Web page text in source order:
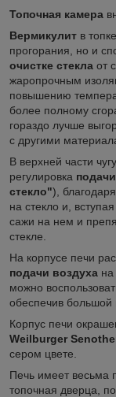
Топочная камера
Вермикулит в
прогорания, но и
очистке стекла от
жаропрочным
повышению
более полному
гораздо лучше
с другими
В верхней части
регулировка
стекло"),
на стекло и,
сажи на нем и
стекле.
На корпусе печи
подачи воздуха на
можно
обеспечив большой
Корпус печи
Weilburger
сером цвете.
Печь имеет весьма
топочная дверца,